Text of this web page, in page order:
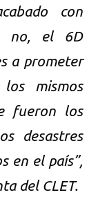
con
no, el 6D
a prometer
mismos
fueron los
desastres
en el país”,
del CLET.